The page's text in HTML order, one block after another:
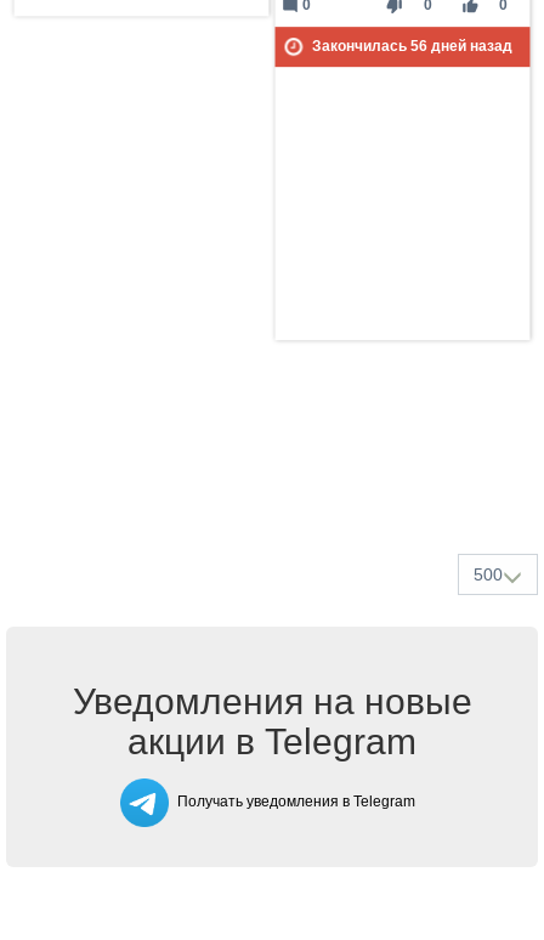
thumb_down 0 thumb_up 0
mode_comment 0
Закончилась 56дней назад
500
Уведомления на новые
акции в Telegram
Получать уведомления в Telegram